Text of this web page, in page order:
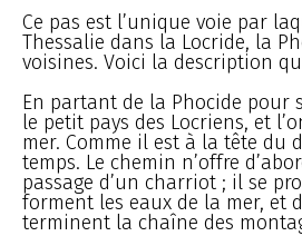
Ce pas est l’unique voie par
Thessalie dans la Locride, la
voisines. Voici la description
En partant de la Phocide pour
le petit pays des Locriens, et
mer. Comme il est à la tête du
temps. Le chemin n’offre
passage d’un charriot ; il se
forment les eaux de la mer, et
terminent la chaîne des